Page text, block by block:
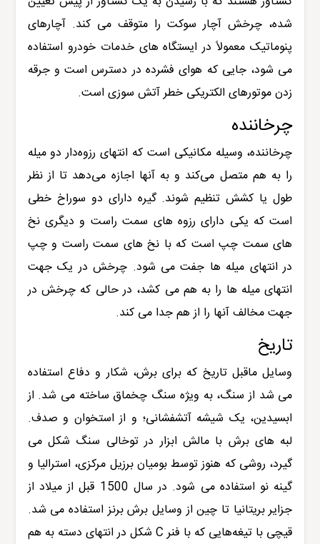
شده، چرخش آچار سوکت را متوقف می کند. آچارهای
پنوماتیک معمولاً در ایستگاه های خدمات خودرو استفاده
می شود، جایی که هوای فشرده در دسترس است و جرقه
زدن موتورهای الکتریکی خطر آتش سوزی است.
چرخاننده
چرخاننده، وسیله مکانیکی است که انتهای رزوه‌دار دو میله
را به هم متصل می‌کند و به آنها اجازه می‌دهد تا از نظر
طول یا کشش تنظیم شوند. گیره دارای دو سوراخ خطی
است که یکی دارای رزوه های سمت راست و دیگری نخ
های سمت چپ است که با نخ های سمت راست و چپ
در انتهای میله ها جفت می شود. چرخش در یک جهت
انتهای میله ها را به هم می کشد، در حالی که چرخش در
جهت مخالف آنها را از هم جدا می کند.
تاریخ
وسایل ماقبل تاریخ که برای برش، شکار و دفاع استفاده
می شد از سنگ، به ویژه سنگ چخماق ساخته می شد. از
ابسیدین، یک شیشه آتشفشانی؛ و از استخوان و صدف.
لبه های برش با مالش ابزار در توخالی سنگ شکل می
گیرد، روشی که هنوز توسط بومیان برزیل مرکزی، استرالیا و
گینه نو استفاده می شود. در سال 1500 قبل از میلاد از
جزایر بریتانیا تا چین از وسایل برش برنز استفاده می شد.
قیچی با تیغه‌هایی که با فنر C شکل در انتهای دسته به هم